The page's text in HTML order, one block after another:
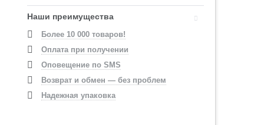
Наши преимущества
Более 10 000 товаров!
Оплата при получении
Оповещение по SMS
Возврат и обмен — без проблем
Надежная упаковка